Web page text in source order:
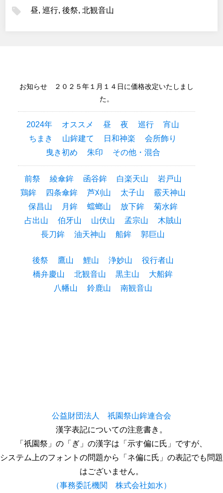
昼, 巡行, 後祭, 北観音山
お知らせ ２０２５年１月１４日に価格改定いたしまし
た。
2024年 オススメ 昼 夜 巡行
宵山
ちまき
山鉾建て 日和神楽
会所飾り
曳き初め
朱印 その他・混合
前祭 綾傘鉾 函谷鉾 白楽天山
岩戸山
鶏鉾
四条傘鉾 芦刈山 太子山
霰天神山
保昌山
月鉾 蟷螂山 放下鉾
菊水鉾
占出山
伯牙山 山伏山 孟宗山
木賊山
長刀鉾
油天神山 船鉾 郭巨山
後祭 鷹山 鯉山 浄妙山
役行者山
橋弁慶山
北観音山 黒主山
大船鉾
八幡山
鈴鹿山 南観音山
公益財団法人 祇園祭山鉾連合会
漢字表記についての注意書き。
「祇園祭」の「ぎ」の漢字は「示す偏に氏」ですが、
システム上のフォントの問題から「ネ偏に氏」の表記でも問題
はございません。
（事務委託機関 株式会社如水）